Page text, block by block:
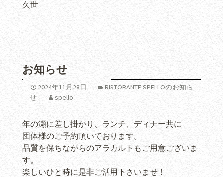
久世
お知らせ
2024年11月28日
RISTORANTE SPELLOのお知ら
せ
spello
年の瀬に差し掛かり、ランチ、ディナー共に
団体様のご予約頂いております。
品質を保ちながらのアラカルトもご用意ございま
す。
楽しいひと時に是非ご活用下さいませ！